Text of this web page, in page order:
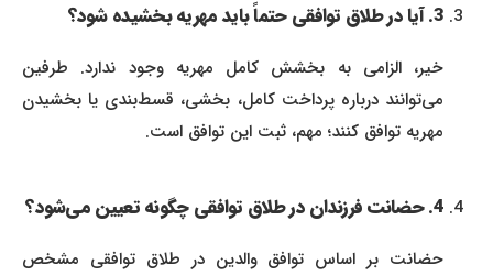
3. آیا در طلاق توافقی حتماً باید مهریه بخشیده شود؟
خیر، الزامی به بخشش کامل مهریه وجود ندارد. طرفین
می‌توانند درباره پرداخت کامل، بخشی، قسط‌بندی یا بخشیدن
مهریه توافق کنند؛ مهم، ثبت این توافق است.
4. حضانت فرزندان در طلاق توافقی چگونه تعیین می‌شود؟
حضانت بر اساس توافق والدین در طلاق توافقی مشخص